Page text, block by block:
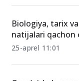
Biologiya, tarix
natijalari qachon
25-aprel 11:01